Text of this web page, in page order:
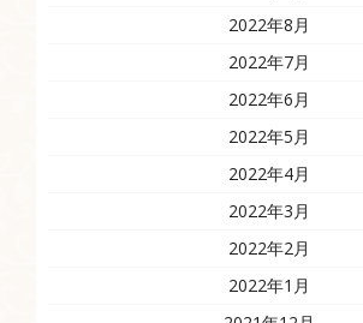
2022年8月
2022年7月
2022年6月
2022年5月
2022年4月
2022年3月
2022年2月
2022年1月